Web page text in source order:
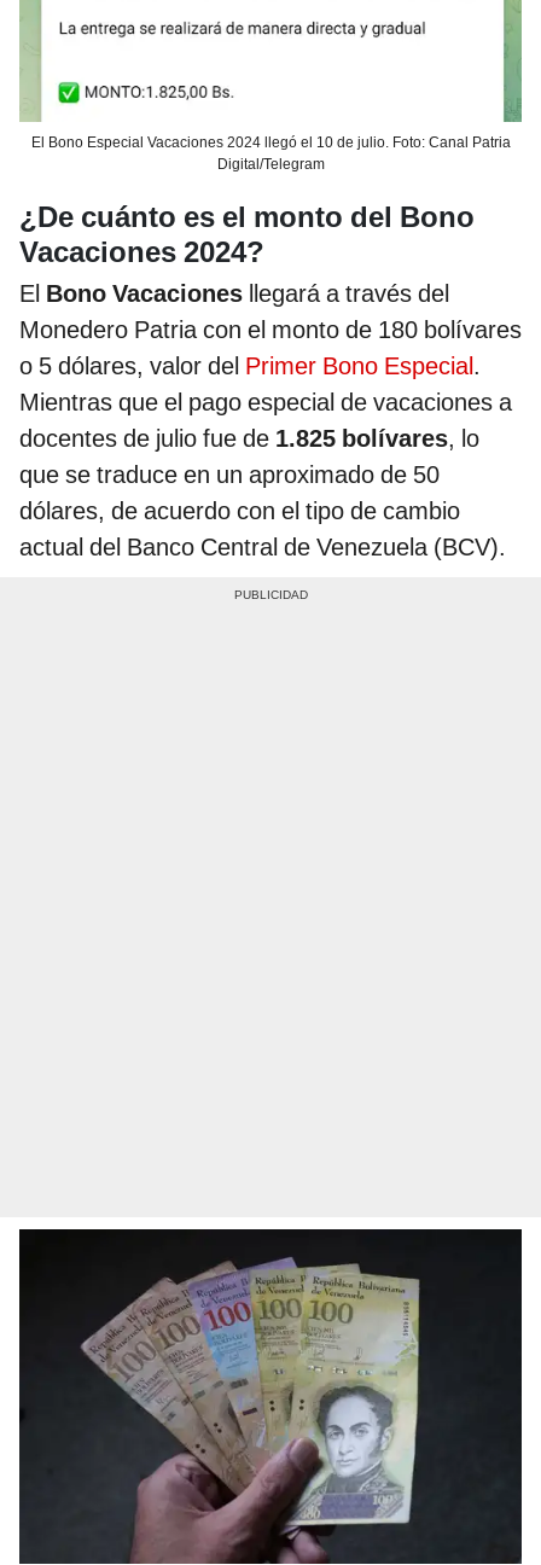
El Bono Especial Vacaciones 2024 llegó el 10 de julio. Foto: Canal Patria
Digital/Telegram
¿De cuánto es el monto del Bono
Vacaciones 2024?
El Bono Vacaciones llegará a través del
Monedero Patria con el monto de 180 bolívares
o 5 dólares, valor del Primer Bono Especial.
Mientras que el pago especial de vacaciones a
docentes de julio fue de 1.825 bolívares, lo
que se traduce en un aproximado de 50
dólares, de acuerdo con el tipo de cambio
actual del Banco Central de Venezuela (BCV).